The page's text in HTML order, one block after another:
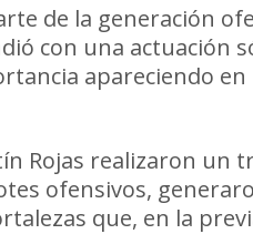
de la generación
con una actuación
apareciendo
Rojas realizaron
ofensivos,
que, en la